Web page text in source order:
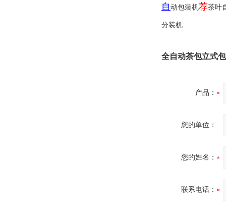
自 动包装机荐茶叶
分装机
全自动茶包立式
产品：
您的单位：
您的姓名：
联系电话：